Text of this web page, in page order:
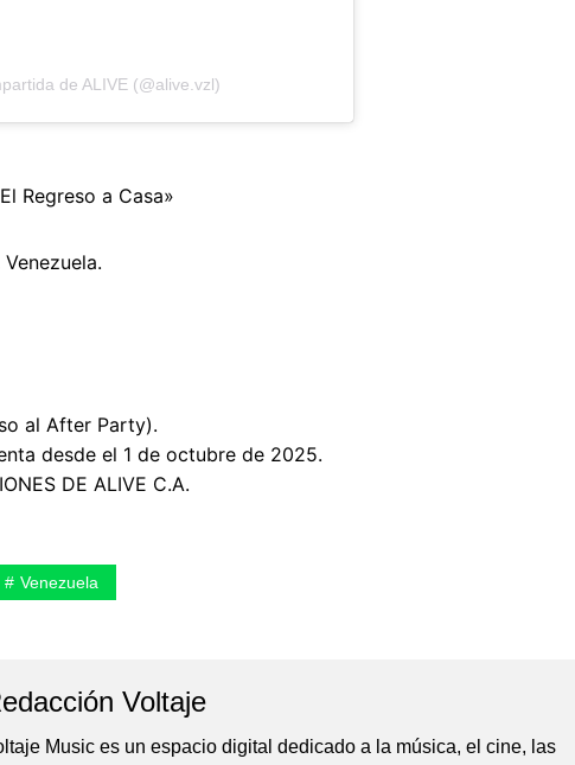
de ALIVE (@alive.vzl)
Regreso a Casa»
al After Party).
desde el 1 de octubre de 2025.
DE ALIVE C.A.
Venezuela
Voltaje
Music es un espacio digital dedicado a la música, el cine, las